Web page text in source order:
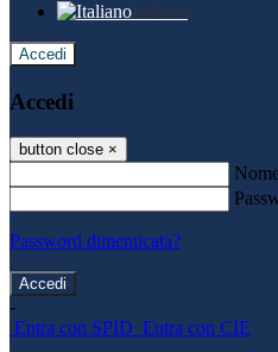
Italiano
Accedi
Accedi
button close ×
Password dimenticata?
-
Entra con SPID Entra con CIE